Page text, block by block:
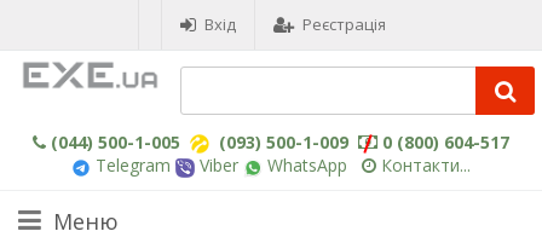
Вхід Реєстрація
(044) 500-1-005 (093) 500-1-009
0 (800) 604-517
Telegram
Viber WhatsApp Контакти...
Меню